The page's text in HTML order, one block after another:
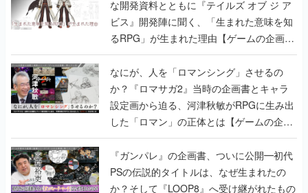
な開発資料とともに『テイルズ オブ ジ ア
ビス』開発陣に聞く、「生まれた意味を知
るRPG」が生まれた理由【ゲームの企画
書】
なにが、人を「ロマンシング」させるの
か？『ロマサガ2』当時の企画書とキャラ
設定画から迫る、河津秋敏がRPGに生み出
した「ロマン」の正体とは【ゲームの企画
書】
『ガンパレ』の企画書、ついに公開━初代
PSの伝説的タイトルは、なぜ生まれたの
か？そして『LOOP8』へ受け継がれたもの